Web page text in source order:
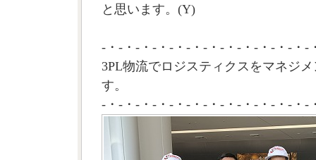
と思います。(Y)
-・-・-・-・-・-・-・-・-・-・-・-・-
3PL物流でロジスティクスをマネジ
す。
-・-・-・-・-・-・-・-・-・-・-・-・-